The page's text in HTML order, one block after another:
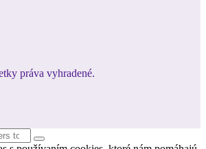
práva vyhradené.